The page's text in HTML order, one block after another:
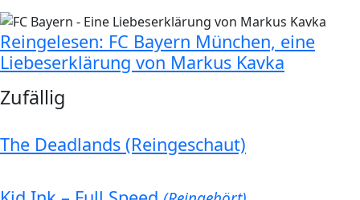
Reingelesen: FC Bayern München, eine
Liebeserklärung von Markus Kavka
Zufällig
The Deadlands (Reingeschaut)